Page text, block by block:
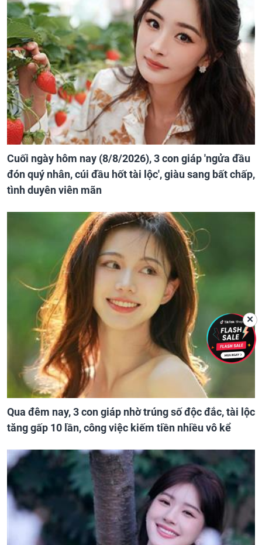
Cuối ngày hôm nay (8/8/2026), 3 con giáp 'ngửa đầu
đón quý nhân, cúi đầu hốt tài lộc', giàu sang bất chấp,
tình duyên viên mãn
Qua đêm nay, 3 con giáp nhờ trúng số độc đắc, tài lộc
tăng gấp 10 lần, công việc kiếm tiền nhiều vô kể
✕